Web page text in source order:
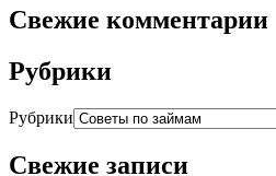
Свежие комментарии
Рубрики
Рубрики
Свежие записи